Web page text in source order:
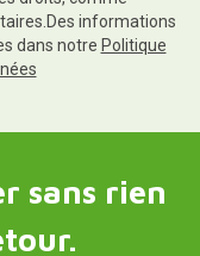
informations
dans notre Politique
sans rien